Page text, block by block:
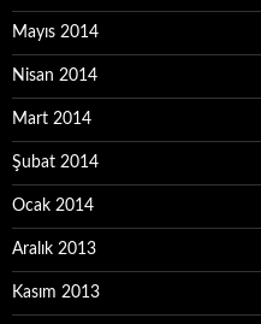
Mayıs 2014
Nisan 2014
Mart 2014
Şubat 2014
Ocak 2014
Aralık 2013
Kasım 2013